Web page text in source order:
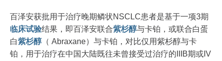
百泽安获批用于治疗晚期鳞状NSCLC患者是基于一项3期
临床试验结果，即百泽安联合紫杉醇与卡铂，或联合白蛋
白紫杉醇（ Abraxane）与卡铂，对比仅用紫杉醇与卡
铂，用于治疗在中国大陆既往未曾接受过治疗的IIIB期或IV